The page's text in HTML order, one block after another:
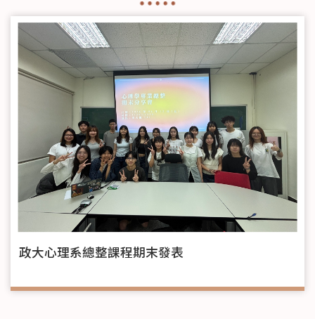
政大心理系總整課程期末發表